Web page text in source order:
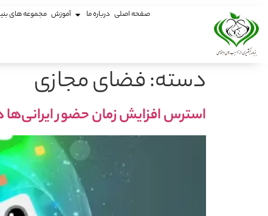
صفحه اصلی درباره ما آموزش مجموعه های
دسته:فضای مجازی
استرس افزایش زمان حضور ایرانی‌ها در فضای